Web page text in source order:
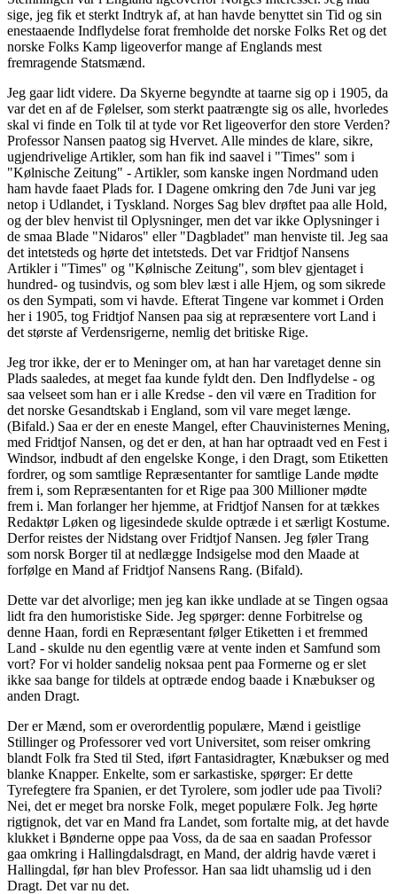
sige, jeg fik et sterkt Indtryk af, at han havde benyttet sin Tid og sin
enestaaende Indflydelse forat fremholde det norske Folks Ret og det
norske Folks Kamp ligeoverfor mange af Englands mest
fremragende Statsmænd.
Jeg gaar lidt videre. Da Skyerne begyndte at taarne sig op i 1905, da
var det en af de Følelser, som sterkt paatrængte sig os alle, hvorledes
skal vi finde en Tolk til at tyde vor Ret ligeoverfor den store Verden?
Professor Nansen paatog sig Hvervet. Alle mindes de klare, sikre,
ugjendrivelige Artikler, som han fik ind saavel i "Times" som i
"Kølnische Zeitung" - Artikler, som kanske ingen Nordmand uden
ham havde faaet Plads for. I Dagene omkring den 7de Juni var jeg
netop i Udlandet, i Tyskland. Norges Sag blev drøftet paa alle Hold,
og der blev henvist til Oplysninger, men det var ikke Oplysninger i
de smaa Blade "Nidaros" eller "Dagbladet" man henviste til. Jeg saa
det intetsteds og hørte det intetsteds. Det var Fridtjof Nansens
Artikler i "Times" og "Kølnische Zeitung", som blev gjentaget i
hundred- og tusindvis, og som blev læst i alle Hjem, og som sikrede
os den Sympati, som vi havde. Efterat Tingene var kommet i Orden
her i 1905, tog Fridtjof Nansen paa sig at repræsentere vort Land i
det største af Verdensrigerne, nemlig det britiske Rige.
Jeg tror ikke, der er to Meninger om, at han har varetaget denne sin
Plads saaledes, at meget faa kunde fyldt den. Den Indflydelse - og
saa velseet som han er i alle Kredse - den vil være en Tradition for
det norske Gesandtskab i England, som vil vare meget længe.
(Bifald.) Saa er der en eneste Mangel, efter Chauvinisternes Mening,
med Fridtjof Nansen, og det er den, at han har optraadt ved en Fest i
Windsor, indbudt af den engelske Konge, i den Dragt, som Etiketten
fordrer, og som samtlige Repræsentanter for samtlige Lande mødte
frem i, som Repræsentanten for et Rige paa 300 Millioner mødte
frem i. Man forlanger her hjemme, at Fridtjof Nansen for at tækkes
Redaktør Løken og ligesindede skulde optræde i et særligt Kostume.
Derfor reistes der Nidstang over Fridtjof Nansen. Jeg føler Trang
som norsk Borger til at nedlægge Indsigelse mod den Maade at
forfølge en Mand af Fridtjof Nansens Rang. (Bifald).
Dette var det alvorlige; men jeg kan ikke undlade at se Tingen ogsaa
lidt fra den humoristiske Side. Jeg spørger: denne Forbitrelse og
denne Haan, fordi en Repræsentant følger Etiketten i et fremmed
Land - skulde nu den egentlig være at vente inden et Samfund som
vort? For vi holder sandelig noksaa pent paa Formerne og er slet
ikke saa bange for tildels at optræde endog baade i Knæbukser og
anden Dragt.
Der er Mænd, som er overordentlig populære, Mænd i geistlige
Stillinger og Professorer ved vort Universitet, som reiser omkring
blandt Folk fra Sted til Sted, iført Fantasidragter, Knæbukser og med
blanke Knapper. Enkelte, som er sarkastiske, spørger: Er dette
Tyrefegtere fra Spanien, er det Tyrolere, som jodler ude paa Tivoli?
Nei, det er meget bra norske Folk, meget populære Folk. Jeg hørte
rigtignok, det var en Mand fra Landet, som fortalte mig, at det havde
klukket i Bønderne oppe paa Voss, da de saa en saadan Professor
gaa omkring i Hallingdalsdragt, en Mand, der aldrig havde været i
Hallingdal, før han blev Professor. Han saa lidt uhamslig ud i den
Dragt. Det var nu det.